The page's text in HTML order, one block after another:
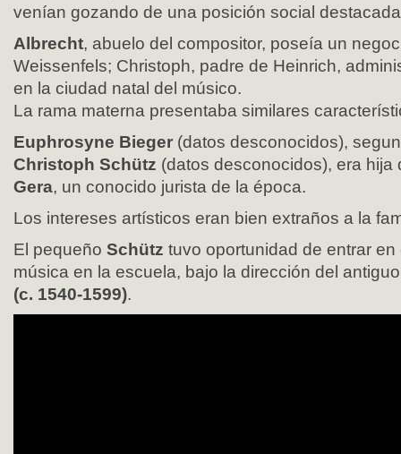
venían gozando de una posición social
Albrecht, abuelo del compositor, poseía un
Weissenfels; Christoph, padre de Heinrich,
en la ciudad natal del músico.
La rama materna presentaba similares
Euphrosyne Bieger (datos desconocidos),
Christoph Schütz (datos desconocidos), era hija
Gera, un conocido jurista de la época.
Los intereses artísticos eran bien extraños a la
El pequeño Schütz tuvo oportunidad de entrar
música en la escuela, bajo la dirección del
(c. 1540-1599).